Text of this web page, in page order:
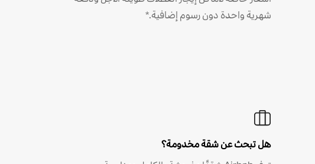
شهرية واحدة دون رسوم إضافية.*
هل تبحث عن شقة مخدومة؟